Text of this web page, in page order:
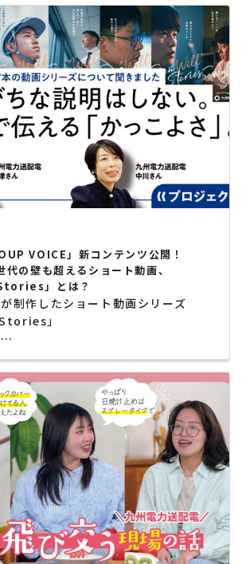
VOICE」新コンテンツ公開！
代の壁も超えるショート動画、
」とは？
制作したショート動画シリーズ
」
…